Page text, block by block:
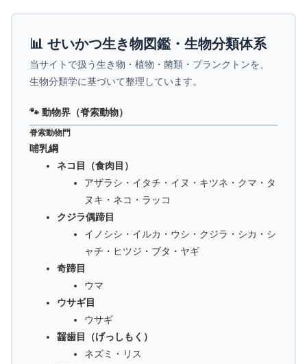
📊 せいかつ生き物図鑑・生物分類体系
当サイトで扱う生き物・植物・菌類・プランクトンを、
生物分類学に基づいて整理しています。
🐾 動物界（脊索動物）
脊索動物門
哺乳綱
ネコ目（食肉目）
アザラシ・イタチ・イヌ・キツネ・クマ・タ
ヌキ・ネコ・ラッコ
クジラ偶蹄目
イノシシ・イルカ・ウシ・クジラ・シカ・シ
ャチ・ヒツジ・ブタ・ヤギ
奇蹄目
ウマ
ウサギ目
ウサギ
齧歯目（げっしもく）
ネズミ・リス